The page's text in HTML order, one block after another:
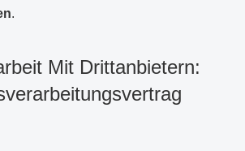
.
Mit Drittanbietern: